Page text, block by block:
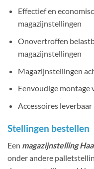
Effectief en
magazijnstellingen
Onovertroffen
magazijnstellingen
Magazijnstellingen
Eenvoudige montage
Accessoires leverbaar
Stellingen bestellen
Een magazijnstelling
onder andere